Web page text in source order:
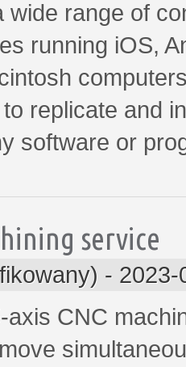
wide range of
running iOS,
replicate and
software or
service
- 2023-
axis CNC